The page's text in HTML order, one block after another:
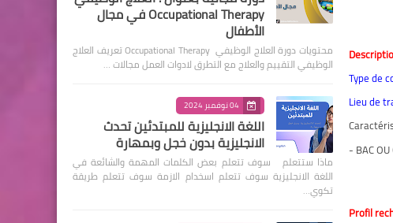
Type de
Lieu de
- BAC OU
Profil
Occupational Therapy في مجال
الأطفال
محتويات دورة العلاج الوظيفي Occupational Therapy تعريف العلاج
الوظيفي التقييم والعلاج مع التطرق لادوات العمل مجالات …
04 نوفمبر 2024
اللغة الانجليزية للمبتدئين تحدث
الانجليزية بدون خجل وبمهارة
ماذا ستتعلم سوف تتعلم بعض الكلمات المهمة والشائعة في
اللغة الانجليزية سوف تتعلم اسخدام الازمة سوف تتعلم طريقة
تكوي…